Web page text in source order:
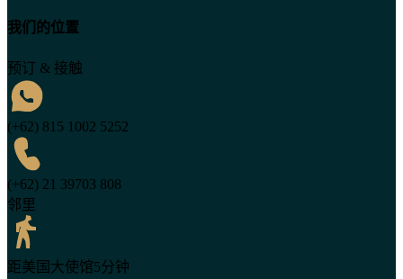
我们的位置
预订 & 接触
(+62) 815 1002 5252
(+62) 21 39703 808
邻里
距美国大使馆5分钟